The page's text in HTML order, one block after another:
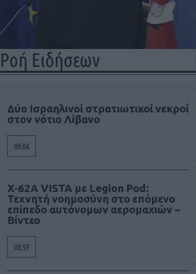
Ροή Ειδήσεων
Δύο Ισραηλινοί στρατιωτικοί νεκροί
στον νότιο Λίβανο
09:04
X-62A VISTA με Legion Pod:
Τεχνητή νοημοσύνη στο επόμενο
επίπεδο αυτόνομων αερομαχιών –
Βίντεο
08:59